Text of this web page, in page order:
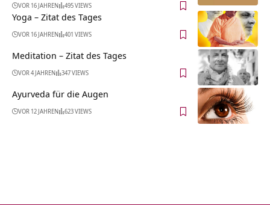
VOR 16 JAHREN 495 VIEWS
Yoga – Zitat des Tages
VOR 16 JAHREN 401 VIEWS
Meditation – Zitat des Tages
VOR 4 JAHREN 347 VIEWS
Ayurveda für die Augen
VOR 12 JAHREN 623 VIEWS